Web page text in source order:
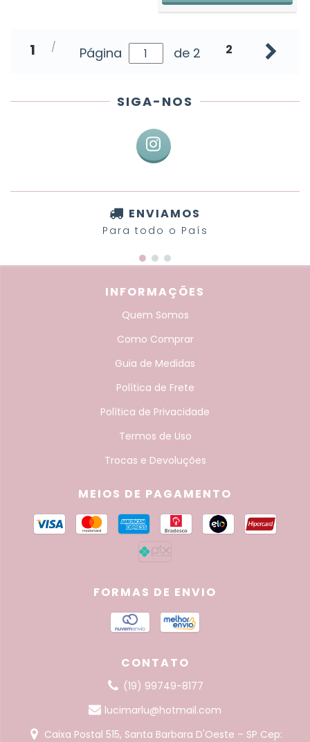
1 Página de 2 2
SIGA-NOS
ENVIAMOS
Para todo o País
INFORMAÇÕES
Quem Somos
Como Comprar
Guia de Medidas
Política de Frete
Política de Privacidade
Termos de Uso
Trocas e Devoluções
MEIOS DE PAGAMENTO
FORMAS DE ENVIO
CONTATO
(19) 99749-8177
lucimarlu@hotmail.com
Caixa Postal 515, Santa Barbara D'Oeste – SP Cep: